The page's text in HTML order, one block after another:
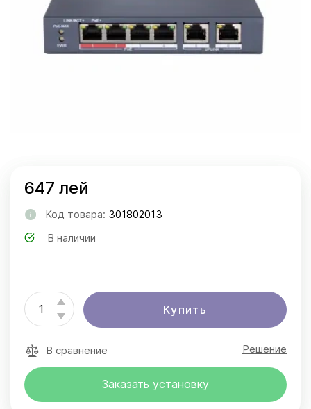
647 лей
Код товара: 301802013
В наличии
Купить
В сравнение Решение
Заказать установку